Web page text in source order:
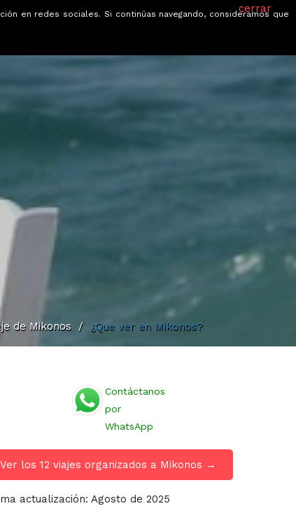
de Mikonos / ¿Que ver en Mikonos?
Contáctanos
por
WhatsApp
Ver los 12 viajes organizados a Mikonos →
actualización: Agosto de 2025
cerrar
en redes sociales. Si continúas navegando, consideramos que